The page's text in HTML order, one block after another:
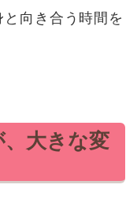
向き合う時間を
、大きな変